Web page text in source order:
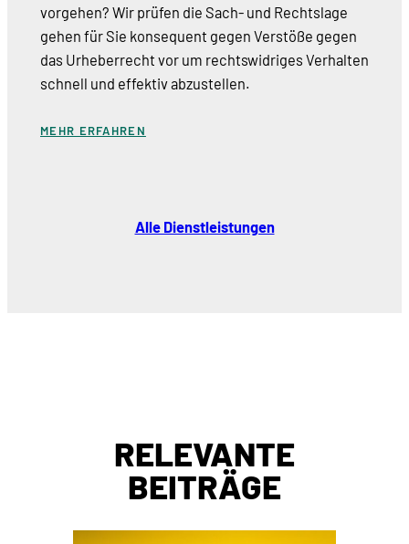
vorgehen? Wir prüfen die Sach- und Rechtslage
gehen für Sie konsequent gegen Verstöße gegen
das Urheberrecht vor um rechtswidriges Verhalten
schnell und effektiv abzustellen.
MEHR ERFAHREN
Alle Dienstleistungen
RELEVANTE
BEITRÄGE